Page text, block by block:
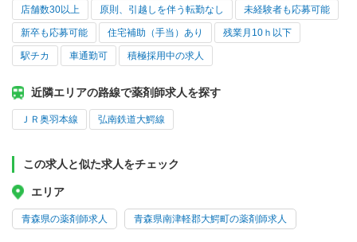
店舗数30以上 原則、引越しを伴う転勤なし 未経験者も応募可能
新卒も応募可能 住宅補助（手当）あり 残業月10ｈ以下
駅チカ 車通勤可 積極採用中の求人
近隣エリアの路線で薬剤師求人を探す
ＪＲ奥羽本線 弘南鉄道大鰐線
この求人と似た求人をチェック
エリア
青森県の薬剤師求人 青森県南津軽郡大鰐町の薬剤師求人